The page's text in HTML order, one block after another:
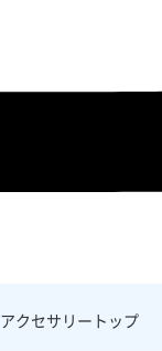
アクセサリー トップ